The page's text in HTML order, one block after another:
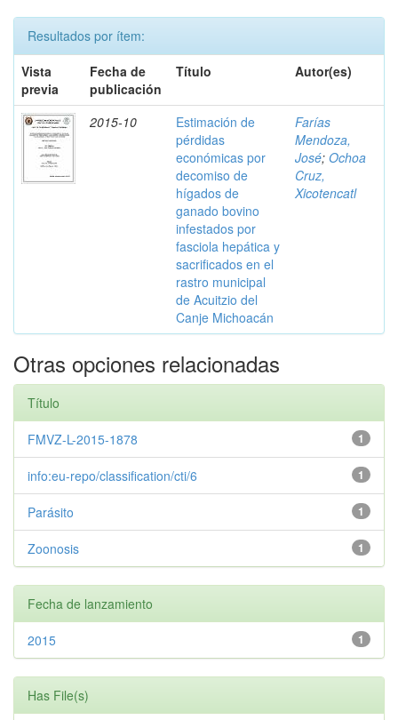
Resultados por ítem:
Vista
previa
Fecha de
publicación
Título Autor(es)
2015-10
Estimación de
pérdidas
económicas por
decomiso de
hígados de
ganado bovino
infestados por
fasciola hepática y
sacrificados en el
rastro municipal
de Acuitzio del
Canje Michoacán
Farías
Mendoza,
José; Ochoa
Cruz,
Xicotencatl
Otras opciones relacionadas
Título
1
FMVZ-L-2015-1878
1
info:eu-repo/classification/cti/6
1
Parásito
1
Zoonosis
Fecha de lanzamiento
1
2015
Has File(s)